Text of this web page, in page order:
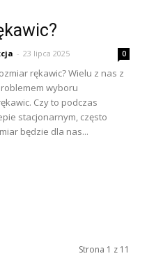
- 23 lipca 2025 0
rękawic? Wielu z nas z
wyboru
Czy to podczas
stacjonarnym, często
będzie dla nas...
Strona 1 z 11